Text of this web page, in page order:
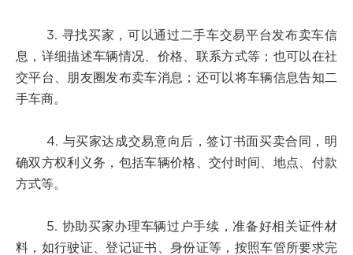
3. 寻找买家，可以通过二手车交易平台发布卖车信
息，详细描述车辆情况、价格、联系方式等；也可以在社
交平台、朋友圈发布卖车消息；还可以将车辆信息告知二
手车商。
4. 与买家达成交易意向后，签订书面买卖合同，明
确双方权利义务，包括车辆价格、交付时间、地点、付款
方式等。
5. 协助买家办理车辆过户手续，准备好相关证件材
料，如行驶证、登记证书、身份证等，按照车管所要求完